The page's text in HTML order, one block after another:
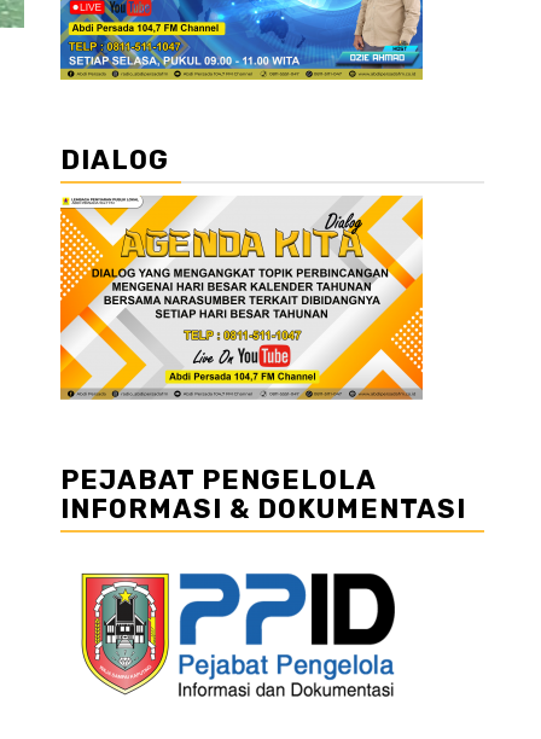
DIALOG
PEJABAT PENGELOLA
INFORMASI & DOKUMENTASI